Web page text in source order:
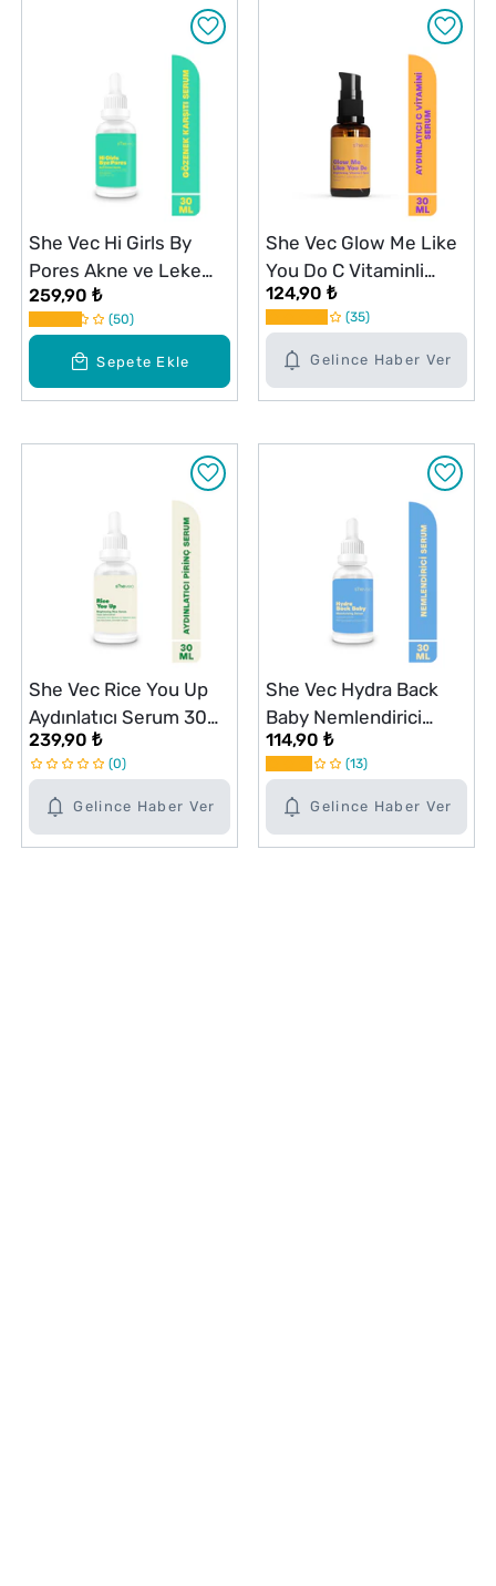
Sepete Ekle
She Vec Hi Girls By
Pores Akne ve Leke
Karşıtı Serum 30 ml
259,90 ₺
50
Gelince Haber Ver
She Vec Glow Me Like
You Do C Vitaminli
Aydınlatıcı Serum 30
ml
124,90 ₺
35
Gelince Haber Ver
She Vec Rice You Up
Aydınlatıcı Serum 30
ml
239,90 ₺
0
Gelince Haber Ver
She Vec Hydra Back
Baby Nemlendirici
Serum 30 ml
114,90 ₺
13